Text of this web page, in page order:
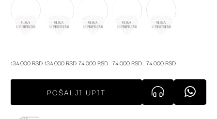
134.000 RSD 134.000 RSD 74.000 RSD 74.000 RSD 74.000 RSD
POŠALJI UPIT